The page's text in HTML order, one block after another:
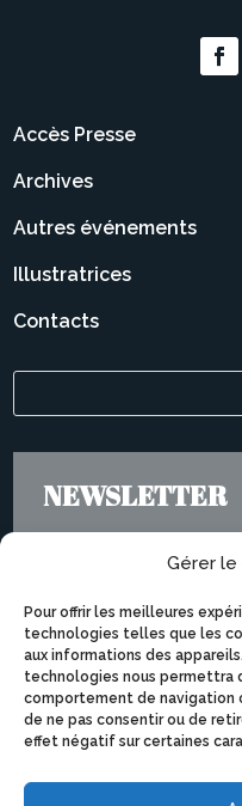
Gérer
Pour offrir les meilleures
technologies telles que les
aux informations des
technologies nous permettra
comportement de navigation
de ne pas consentir ou de
effet négatif sur certaines
Accès Presse
Archives
Autres événements
Illustratrices
Contacts
NEWSLETTER
Je